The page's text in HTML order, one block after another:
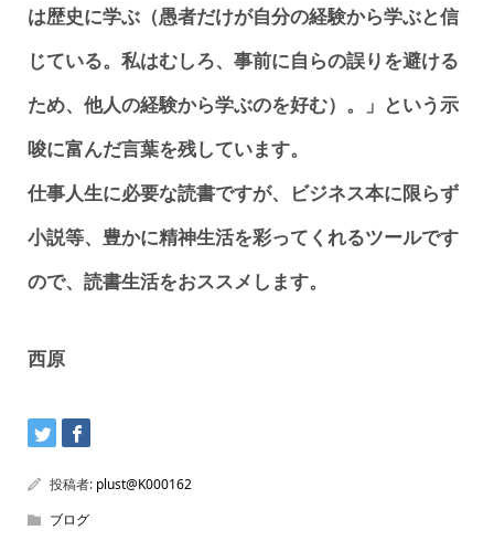
は歴史に学ぶ（愚者だけが自分の経験から学ぶと信
じている。私はむしろ、事前に自らの誤りを避ける
ため、他人の経験から学ぶのを好む）。」という示
唆に富んだ言葉を残しています。
仕事人生に必要な読書ですが、ビジネス本に限らず
小説等、豊かに精神生活を彩ってくれるツールです
ので、読書生活をおススメします。
西原
投稿者: plust@K000162
ブログ